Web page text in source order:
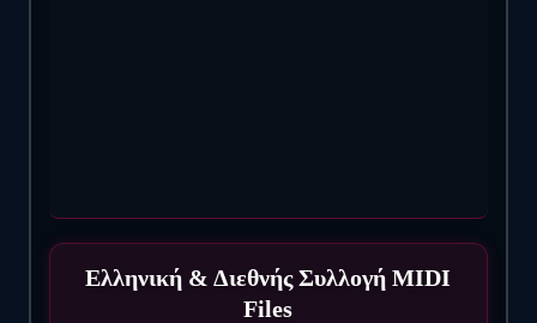
Ελληνική & Διεθνής Συλλογή MIDI
Files